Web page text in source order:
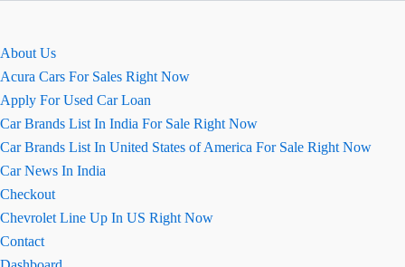
About Us
Acura Cars For Sales Right Now
Apply For Used Car Loan
Car Brands List In India For Sale Right Now
Car Brands List In United States of America For Sale Right Now
Car News In India
Checkout
Chevrolet Line Up In US Right Now
Contact